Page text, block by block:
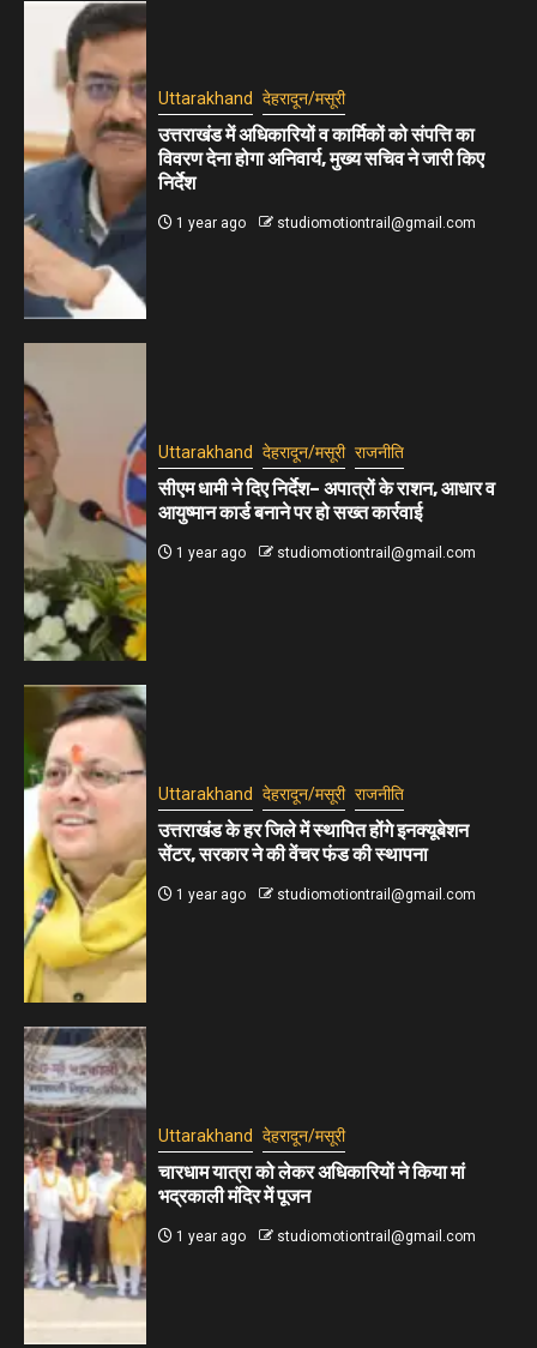
Uttarakhand देहरादून/मसूरी
उत्तराखंड में अधिकारियों व कार्मिकों को संपत्ति का
विवरण देना होगा अनिवार्य, मुख्य सचिव ने जारी किए
निर्देश
1 year ago studiomotiontrail@gmail.com
Uttarakhand देहरादून/मसूरी राजनीति
सीएम धामी ने दिए निर्देश– अपात्रों के राशन, आधार व
आयुष्मान कार्ड बनाने पर हो सख्त कार्रवाई
1 year ago studiomotiontrail@gmail.com
Uttarakhand देहरादून/मसूरी राजनीति
उत्तराखंड के हर जिले में स्थापित होंगे इनक्यूबेशन
सेंटर, सरकार ने की वेंचर फंड की स्थापना
1 year ago studiomotiontrail@gmail.com
Uttarakhand देहरादून/मसूरी
चारधाम यात्रा को लेकर अधिकारियों ने किया मां
भद्रकाली मंदिर में पूजन
1 year ago studiomotiontrail@gmail.com